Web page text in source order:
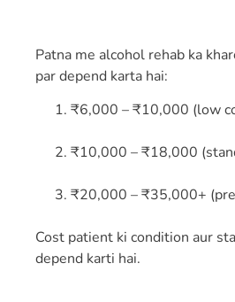
Patna me alcohol rehab ka
par depend karta hai:
₹6,000 – ₹10,000 (low
₹10,000 – ₹18,000
₹20,000 – ₹35,000+
Cost patient ki condition aur
depend karti hai.